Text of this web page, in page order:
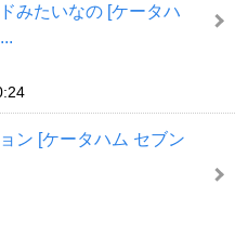
みたいなの [ケータハ
ン [ケータハム セブン